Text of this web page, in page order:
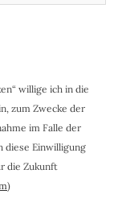
willige ich in die
zum Zwecke der
im Falle der
diese Einwilligung
die Zukunft
)